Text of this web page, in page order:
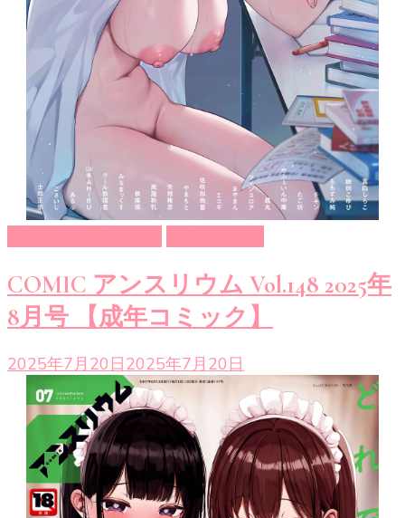
COMIC アンスリウム Vol.148 2025年
8月号 【成年コミック】
2025年7月20日2025年7月20日